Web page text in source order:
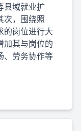
县域就业扩
次，围绕照
的岗位进行大
加其与岗位的
、劳务协作等